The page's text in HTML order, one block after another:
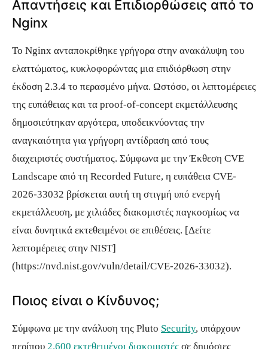
Απαντήσεις και Επιδιορθώσεις από το
Nginx
Το Nginx ανταποκρίθηκε γρήγορα στην ανακάλυψη του
ελαττώματος, κυκλοφορώντας μια επιδιόρθωση στην
έκδοση 2.3.4 το περασμένο μήνα. Ωστόσο, οι λεπτομέρειες
της ευπάθειας και τα proof-of-concept εκμετάλλευσης
δημοσιεύτηκαν αργότερα, υποδεικνύοντας την
αναγκαιότητα για γρήγορη αντίδραση από τους
διαχειριστές συστήματος. Σύμφωνα με την Έκθεση CVE
Landscape από τη Recorded Future, η ευπάθεια CVE-
2026-33032 βρίσκεται αυτή τη στιγμή υπό ενεργή
εκμετάλλευση, με χιλιάδες διακομιστές παγκοσμίως να
είναι δυνητικά εκτεθειμένοι σε επιθέσεις. [Δείτε
λεπτομέρειες στην NIST]
(https://nvd.nist.gov/vuln/detail/CVE-2026-33032).
Ποιος είναι ο Κίνδυνος;
Σύμφωνα με την ανάλυση της Pluto Security, υπάρχουν
περίπου 2.600 εκτεθειμένοι διακομιστές σε δημόσιες